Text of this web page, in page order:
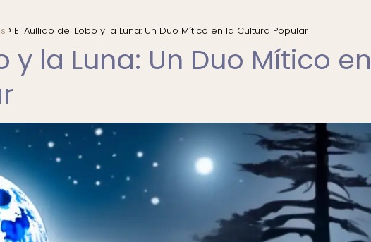
El Aullido del Lobo y la Luna: Un Duo Mítico en la Cultura Popular
y la Luna: Un Duo Mítico en